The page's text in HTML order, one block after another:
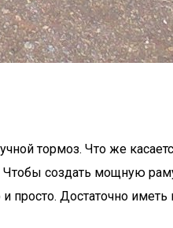
тормоз. Что же
Чтобы создать мощную
и просто. Достаточно